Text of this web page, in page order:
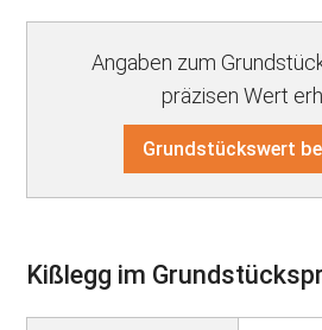
Angaben zum
präzisen Wert
Grundstückswert
Kißlegg im